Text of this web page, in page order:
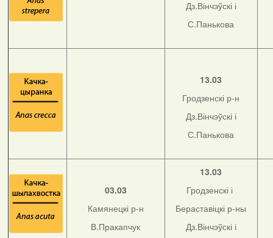
Дз.Вінчэўскі і
С.Панькова
13.03
Гродзенскі р-н
Дз.Вінчэўскі і
С.Панькова
03.03
Камянецкі р-н
В.Пракапчук
13.03
Гродзенскі і
Бераставіцкі р-ны
Дз.Вінчэўскі і